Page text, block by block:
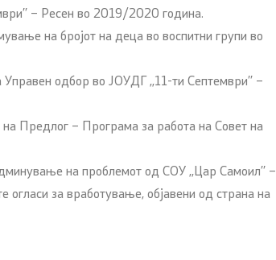
– Ресен во 2019/2020 година.
на бројот на деца во воспитни групи во
одбор во ЈОУДГ ,,11-ти Септември’’ –
Предлог – Програма за работа на Совет на
на проблемот од СОУ ,,Цар Самоил’’ –
огласи за вработување, објавени од страна на